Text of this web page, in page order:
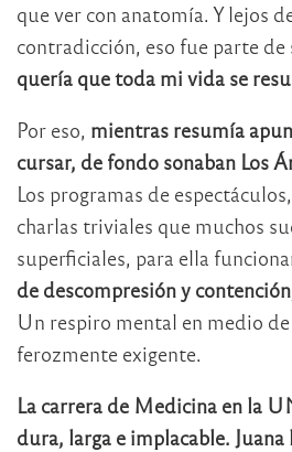
que ver con anatomía. Y lejos
contradicción, eso fue parte de
quería que toda mi vida se
Por eso, mientras resumía
cursar, de fondo sonaban Los
Los programas de
charlas triviales que muchos
superficiales, para ella
de descompresión y
Un respiro mental en medio
ferozmente exigente.
La carrera de Medicina en la
dura, larga e implacable.